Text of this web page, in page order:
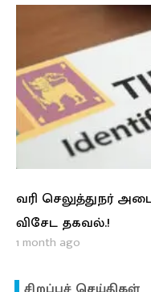
வரி செலுத்துநர்
விசேட தகவல்.!
1 month ago